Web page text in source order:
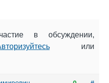
в обсуждении,
или